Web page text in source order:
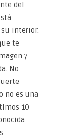
del
su interior.
te
y
No
no es una
10